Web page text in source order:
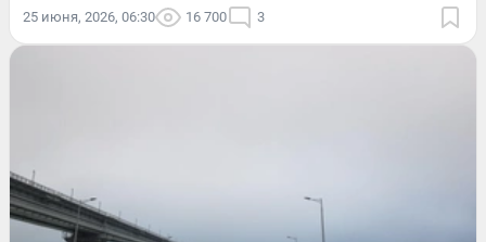
25 июня, 2026, 06:30 16 700 3